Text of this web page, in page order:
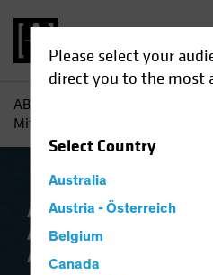
Please select your
direct you to the most
SelectCountry
Australia
Austria - Österreich
Belgium
Canada
AB
Mit dem Strom segeln
Ausblick Einkommen
Auflagen
Anleihen